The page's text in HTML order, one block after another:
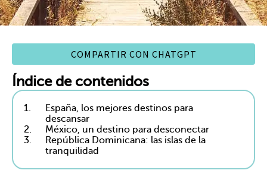
COMPARTIR CON CHATGPT
Índice de contenidos
1.
España, los mejores destinos para
descansar
2.
México, un destino para desconectar
3.
República Dominicana: las islas de la
tranquilidad